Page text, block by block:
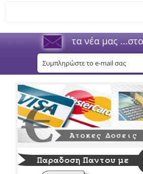
τα νέα μας